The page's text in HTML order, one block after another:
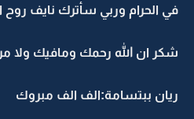
في الحرام وربي سأترك نايف
شكر ان الله رحمك ومافيك ولا
ريان ببتسامة:الف الف مبروك